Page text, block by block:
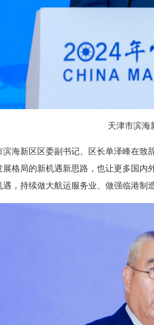
天津市滨海
滨海新区区委副书记、区长单泽峰在致
展格局的新机遇新思路，也让更多国
遇，持续做大航运服务业、做强临港制